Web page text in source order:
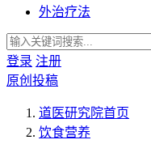
外治疗法
登录 注册
原创投稿
道医研究院首页
饮食营养